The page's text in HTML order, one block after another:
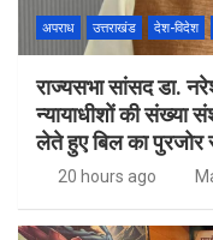
अपराध उत्तराखंड देश-विदेश
राज्यसभा सांसद डा.
न्यायाधीशों की संख्या
लेते हुए बिल का पुरजोर
20 hours ago